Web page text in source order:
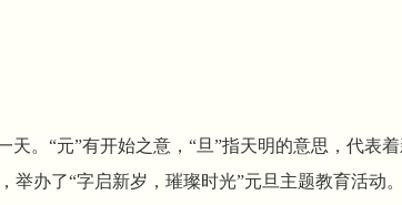
天。“元”有开始之意，“旦”指天明的意思，代表
办了“字启新岁，璀璨时光”元旦主题教育活动。